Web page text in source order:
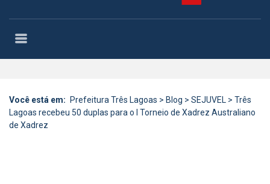
Você está em: Prefeitura Três Lagoas > Blog > SEJUVEL > Três
Lagoas recebeu 50 duplas para o I Torneio de Xadrez Australiano
de Xadrez